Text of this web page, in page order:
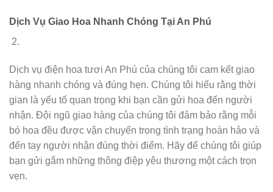
Dịch Vụ Giao Hoa Nhanh Chóng Tại An Phú
Dịch vụ điện hoa tươi An Phú của chúng tôi cam kết giao
hàng nhanh chóng và đúng hẹn. Chúng tôi hiểu rằng thời
gian là yếu tố quan trọng khi bạn cần gửi hoa đến người
nhận. Đội ngũ giao hàng của chúng tôi đảm bảo rằng mỗi
bó hoa đều được vận chuyển trong tình trạng hoàn hảo và
đến tay người nhận đúng thời điểm. Hãy để chúng tôi giúp
bạn gửi gắm những thông điệp yêu thương một cách trọn
vẹn.